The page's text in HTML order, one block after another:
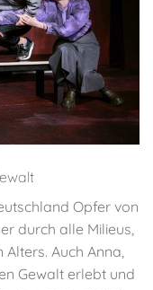
Opfer von
durch alle Milieus,
Auch Anna,
Gewalt erlebt und